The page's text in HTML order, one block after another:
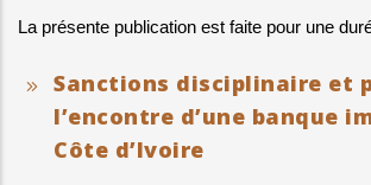
La présente publication est faite pour une
Sanctions disciplinaire et
l’encontre d’une banque
Côte d’Ivoire